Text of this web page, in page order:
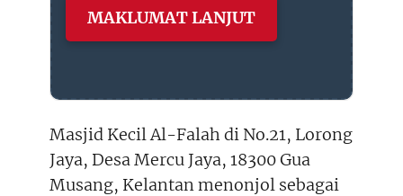
MAKLUMAT LANJUT
Masjid Kecil Al-Falah di No.21, Lorong
Jaya, Desa Mercu Jaya, 18300 Gua
Musang, Kelantan menonjol sebagai